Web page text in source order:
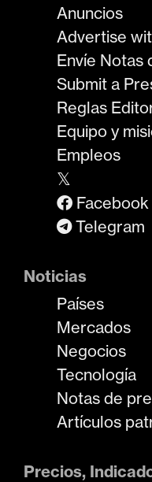
Anuncios
Advertise
Envíe Notas
Submit a
Reglas
Equipo y
Empleos
𝕏
Facebook
Telegram
Noticias
Países
Mercados
Negocios
Tecnología
Notas de
Artículos
Precios,